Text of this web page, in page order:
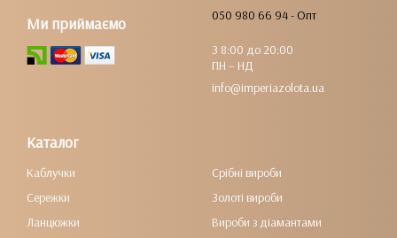
050 980 66 94 - Опт
З 8:00 до 20:00
ПН – НД
info@imperiazolota.ua
Ми приймаємо
Каталог
Каблучки
Сережки
Ланцюжки
Срібні вироби
Золоті вироби
Вироби з діамантами